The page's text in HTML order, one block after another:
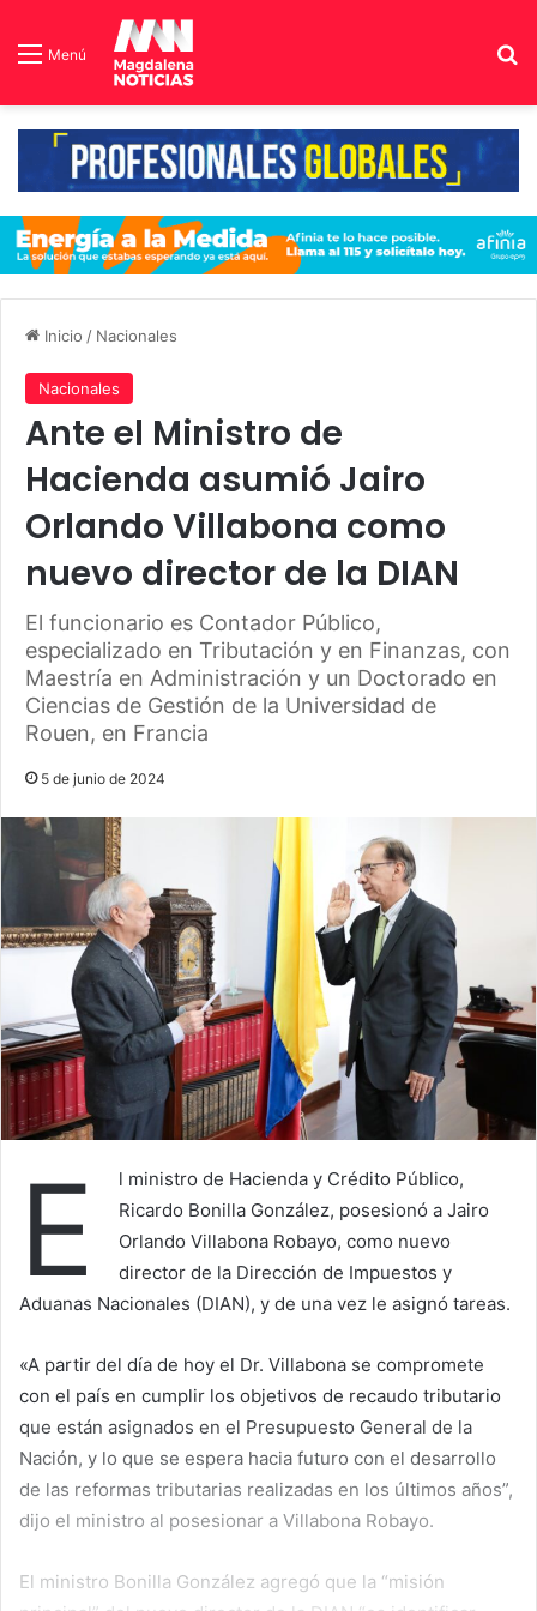
Menú
Inicio / Nacionales
Nacionales
Ante el Ministro de
Hacienda asumió Jairo
Orlando Villabona como
nuevo director de la DIAN
El funcionario es Contador Público,
especializado en Tributación y en Finanzas, con
Maestría en Administración y un Doctorado en
Ciencias de Gestión de la Universidad de
Rouen, en Francia
5 de junio de 2024
E
l ministro de Hacienda y Crédito Público,
Ricardo Bonilla González, posesionó a Jairo
Orlando Villabona Robayo, como nuevo
director de la Dirección de Impuestos y
Aduanas Nacionales (DIAN), y de una vez le asignó tareas.
«A partir del día de hoy el Dr. Villabona se compromete
con el país en cumplir los objetivos de recaudo tributario
que están asignados en el Presupuesto General de la
Nación, y lo que se espera hacia futuro con el desarrollo
de las reformas tributarias realizadas en los últimos años”,
dijo el ministro al posesionar a Villabona Robayo.
El ministro Bonilla González agregó que la “misión